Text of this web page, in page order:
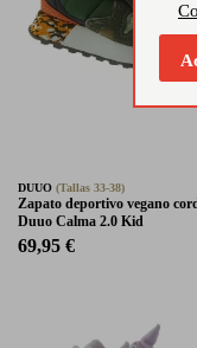
DUUO (Tallas 33-38)
Zapato deportivo vegano
Duuo Calma 2.0 Kid
69,95 €